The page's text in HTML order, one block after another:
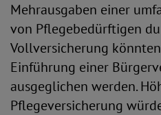
Mehrausgaben einer
von Pflegebedürftigen
Vollversicherung
Einführung einer
ausgeglichen werden.
Pflegeversicherung